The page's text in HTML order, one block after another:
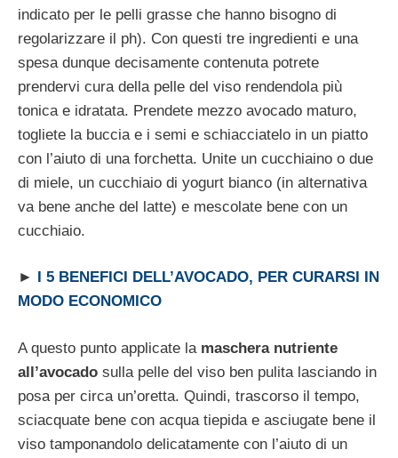
indicato per le pelli grasse che hanno bisogno di
regolarizzare il ph). Con questi tre ingredienti e una
spesa dunque decisamente contenuta potrete
prendervi cura della pelle del viso rendendola più
tonica e idratata. Prendete mezzo avocado maturo,
togliete la buccia e i semi e schiacciatelo in un piatto
con l’aiuto di una forchetta. Unite un cucchiaino o due
di miele, un cucchiaio di yogurt bianco (in alternativa
va bene anche del latte) e mescolate bene con un
cucchiaio.
► I 5 BENEFICI DELL’AVOCADO, PER CURARSI IN
MODO ECONOMICO
A questo punto applicate la maschera nutriente
all’avocado sulla pelle del viso ben pulita lasciando in
posa per circa un’oretta. Quindi, trascorso il tempo,
sciacquate bene con acqua tiepida e asciugate bene il
viso tamponandolo delicatamente con l’aiuto di un